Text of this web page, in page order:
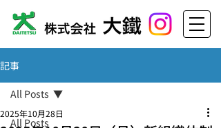
記事
All Posts
All Posts
2025年10月28日